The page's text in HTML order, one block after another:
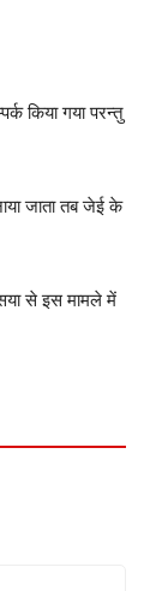
किया गया परन्तु
जाता तब जेई के
से इस मामले में